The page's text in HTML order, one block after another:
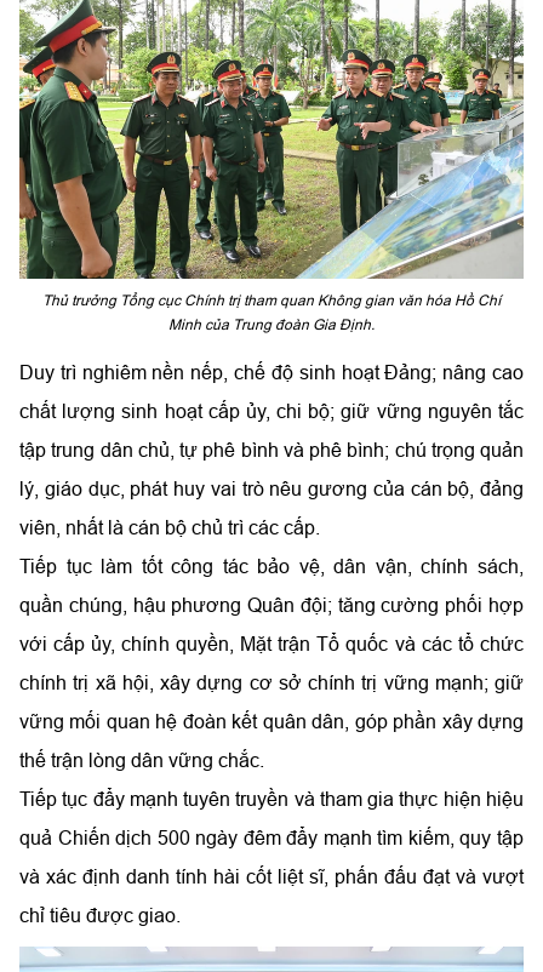
Thủ trưởng Tổng cục Chính trị tham quan Không gian văn hóa Hồ Chí
Minh của Trung đoàn Gia Định.
Duy trì nghiêm nền nếp, chế độ sinh hoạt Đảng; nâng cao
chất lượng sinh hoạt cấp ủy, chi bộ; giữ vững nguyên tắc
tập trung dân chủ, tự phê bình và phê bình; chú trọng quản
lý, giáo dục, phát huy vai trò nêu gương của cán bộ, đảng
viên, nhất là cán bộ chủ trì các cấp.
Tiếp tục làm tốt công tác bảo vệ, dân vận, chính sách,
quần chúng, hậu phương Quân đội; tăng cường phối hợp
với cấp ủy, chính quyền, Mặt trận Tổ quốc và các tổ chức
chính trị xã hội, xây dựng cơ sở chính trị vững mạnh; giữ
vững mối quan hệ đoàn kết quân dân, góp phần xây dựng
thế trận lòng dân vững chắc.
Tiếp tục đẩy mạnh tuyên truyền và tham gia thực hiện hiệu
quả Chiến dịch 500 ngày đêm đẩy mạnh tìm kiếm, quy tập
và xác định danh tính hài cốt liệt sĩ, phấn đấu đạt và vượt
chỉ tiêu được giao.